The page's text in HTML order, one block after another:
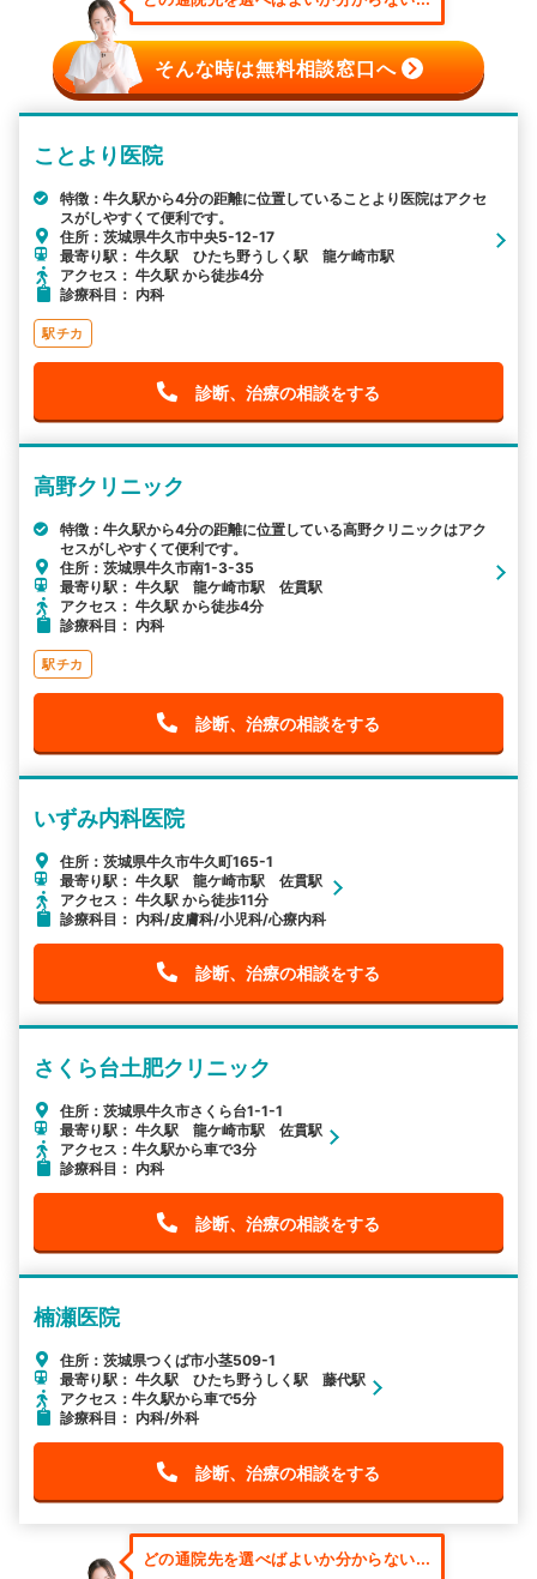
そんな時は無料相談窓口へ
ことより医院
特徴：牛久駅から4分の距離に位置していることより医院はアクセ
スがしやすくて便利です。
住所：茨城県牛久市中央5-12-17
最寄り駅： 牛久駅 ひたち野うしく駅 龍ケ崎市駅
アクセス： 牛久駅 から徒歩4分
診療科目： 内科
駅チカ
診断、治療の相談をする
高野クリニック
特徴：牛久駅から4分の距離に位置している高野クリニックはアク
セスがしやすくて便利です。
住所：茨城県牛久市南1-3-35
最寄り駅： 牛久駅 龍ケ崎市駅 佐貫駅
アクセス： 牛久駅 から徒歩4分
診療科目： 内科
駅チカ
診断、治療の相談をする
いずみ内科医院
住所：茨城県牛久市牛久町165-1
最寄り駅： 牛久駅 龍ケ崎市駅 佐貫駅
アクセス： 牛久駅 から徒歩11分
診療科目： 内科/皮膚科/小児科/心療内科
診断、治療の相談をする
さくら台土肥クリニック
住所：茨城県牛久市さくら台1-1-1
最寄り駅： 牛久駅 龍ケ崎市駅 佐貫駅
アクセス：牛久駅から車で3分
診療科目： 内科
診断、治療の相談をする
楠瀬医院
住所：茨城県つくば市小茎509-1
最寄り駅： 牛久駅 ひたち野うしく駅 藤代駅
アクセス：牛久駅から車で5分
診療科目： 内科/外科
診断、治療の相談をする
どの通院先を選べばよいか分からない...